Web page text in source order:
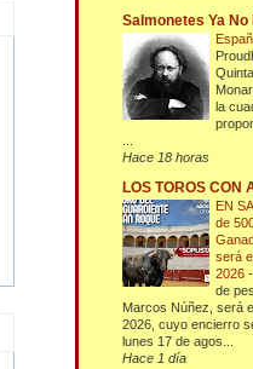
Salmonetes Ya No
la
Hace 18 horas
LOS TOROS CON
EN
de
será
2026
de
Marcos Núñez, será
2026, cuyo encierro
lunes 17 de agos...
Hace 1 día